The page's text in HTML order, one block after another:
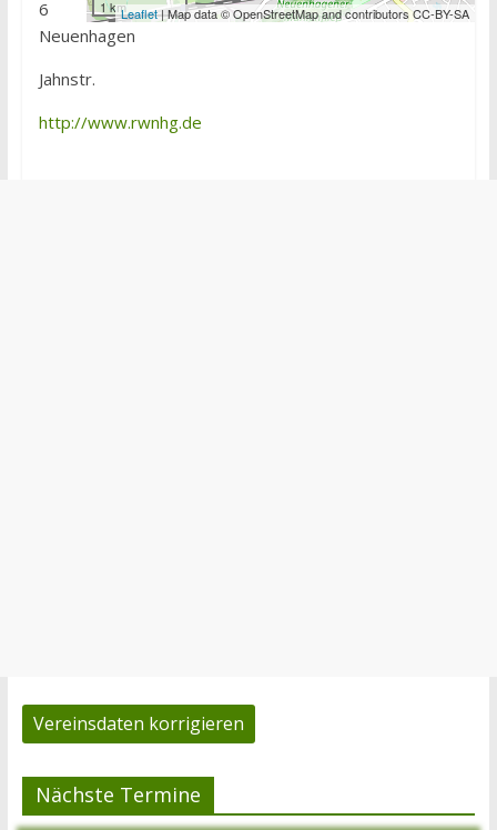
1 kmLeaflet| Map data © OpenStreetMap and contributors CC-BY-SA
6
Neuenhagen
Jahnstr.
http://www.rwnhg.de
Vereinsdaten korrigieren
Nächste Termine